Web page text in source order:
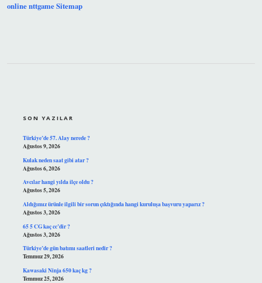
onlinenttgameSitemap
SON YAZILAR
Türkiye’de 57. Alay nerede ?
Ağustos 9, 2026
Kulak neden saat gibi atar ?
Ağustos 6, 2026
Avcılar hangi yılda ilçe oldu ?
Ağustos 5, 2026
Aldığımız ürünle ilgili bir sorun çıktığında hangi kuruluşa başvuru yaparız ?
Ağustos 3, 2026
65 5 CG kaç cc’dir ?
Ağustos 3, 2026
Türkiye’de gün batımı saatleri nedir ?
Temmuz 29, 2026
Kawasaki Ninja 650 kaç kg ?
Temmuz 25, 2026